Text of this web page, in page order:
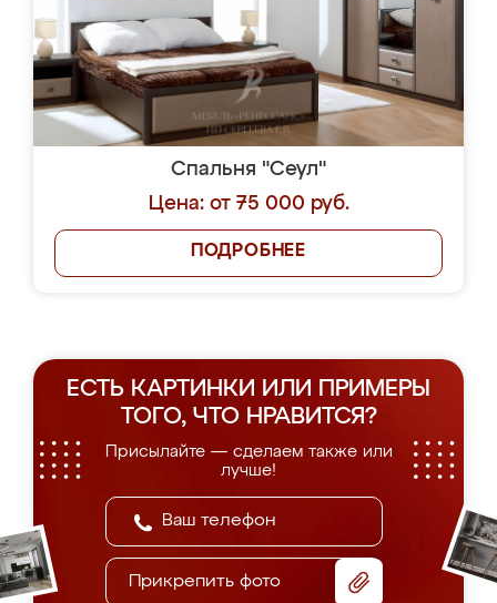
Спальня "Сеул"
Цена: от 75 000 руб.
ПОДРОБНЕЕ
ЕСТЬ КАРТИНКИ ИЛИ ПРИМЕРЫ
ТОГО, ЧТО НРАВИТСЯ?
Присылайте — сделаем также или
лучше!
Прикрепить фото